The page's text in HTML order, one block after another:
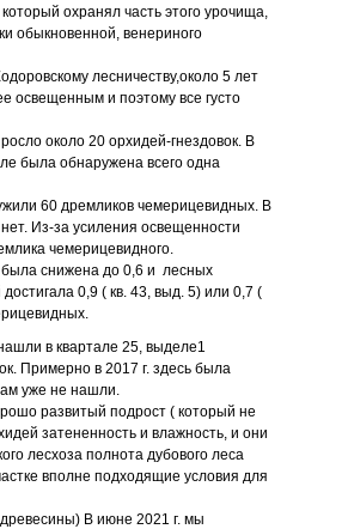
охранял часть этого урочища,
обыкновенной, венериного
лесничеству,около 5 лет
освещенным и поэтому все густо
около 20 орхидей-гнездовок. В
была обнаружена всего одна
60 дремликов чемерицевидных. В
Из-за усиления освещенности
чемерицевидного.
была снижена до 0,6 и лесных
0,9 ( кв. 43, выд. 5) или 0,7 (
в квартале 25, выделе1
Примерно в 2017 г. здесь была
уже не нашли.
развитый подрост ( который не
затененность и влажность, и они
лесхоза полнота дубового леса
вполне подходящие условия для
В июне 2021 г. мы